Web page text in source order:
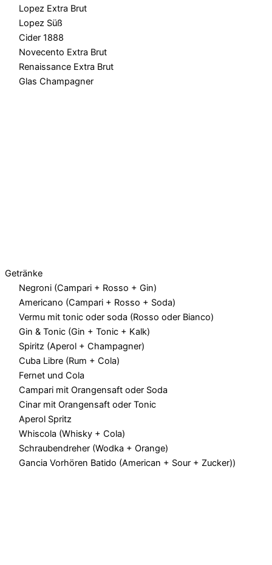
Lopez Extra Brut
Lopez Süß
Cider 1888
Novecento Extra Brut
Renaissance Extra Brut
Glas Champagner
Getränke
Negroni (Campari + Rosso + Gin)
Americano (Campari + Rosso + Soda)
Vermu mit tonic oder soda (Rosso oder Bianco)
Gin & Tonic (Gin + Tonic + Kalk)
Spiritz (Aperol + Champagner)
Cuba Libre (Rum + Cola)
Fernet und Cola
Campari mit Orangensaft oder Soda
Cinar mit Orangensaft oder Tonic
Aperol Spritz
Whiscola (Whisky + Cola)
Schraubendreher (Wodka + Orange)
Gancia Vorhören Batido (American + Sour + Zucker))